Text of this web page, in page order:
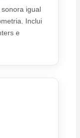
igual
Inclui
e